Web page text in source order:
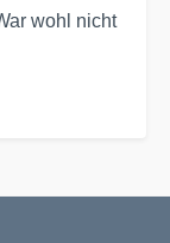
wohl nicht